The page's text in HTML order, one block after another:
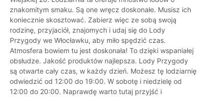
znakomitym smaku. Są one wręcz doskonałe. Musisz ich
koniecznie skosztować. Zabierz więc ze sobą swoją
rodzinę, przyjaciół, znajomych i udaj się do Lody
Przygody we Włocławku, aby miło spędzić czas.
Atmosfera bowiem tu jest doskonała! To dzięki wspaniałej
obsłudze. Jakość produktów najlepsza. Lody Przygody
są otwarte cały czas, w każdy dzień. Możesz tę lodziarnię
odwiedzić od 12:00 do 19:00. W sobotę i niedzielę od
12:00 do 20:00. Naprawdę warto tutaj przyjść i